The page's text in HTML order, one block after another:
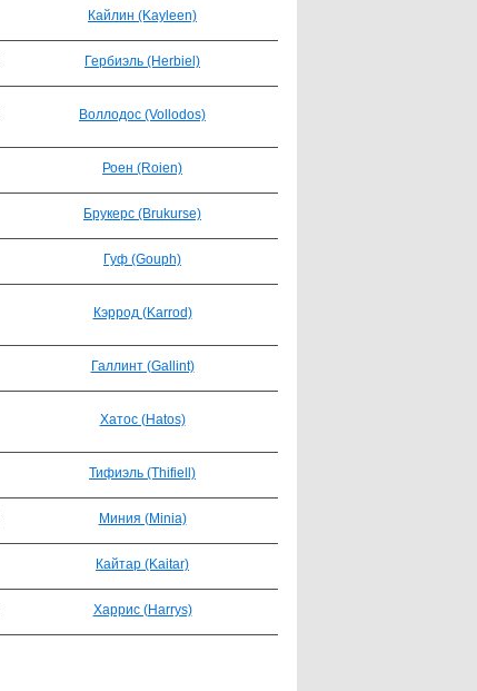
Кайлин (Kayleen)
Гербиэль (Herbiel)
Воллодос (Vollodos)
Роен (Roien)
Брукерс (Brukurse)
Гуф (Gouph)
Кэррод (Karrod)
Галлинт (Gallint)
Хатос (Hatos)
Тифиэль (Thifiell)
Миния (Minia)
Кайтар (Kaitar)
Харрис (Harrys)